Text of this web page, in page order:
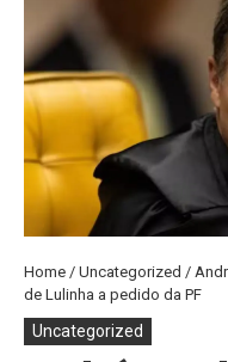
Home / Uncategorized /
de Lulinha a pedido da PF
Uncategorized